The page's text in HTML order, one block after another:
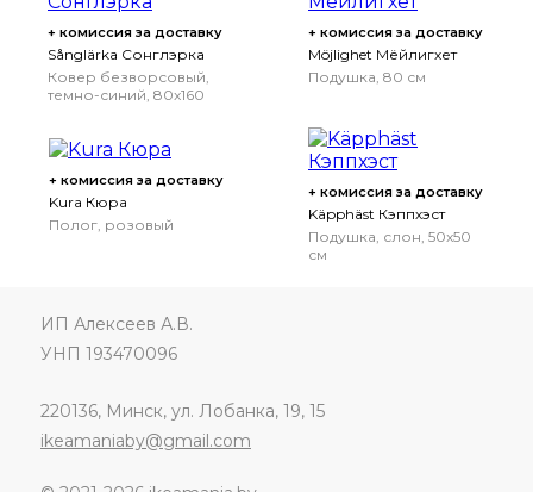
+ комиссия за доставку
Sånglärka Сонглэрка
Ковер безворсовый,
темно-синий, 80x160
+ комиссия за доставку
Möjlighet Мёйлигхет
Подушка, 80 см
+ комиссия за доставку
Kura Кюра
Полог, розовый
+ комиссия за доставку
Käpphäst Кэппхэст
Подушка, слон, 50x50
см
ИП Алексеев А.В.
УНП 193470096
220136, Минск, ул. Лобанка, 19, 15
ikeamaniaby@gmail.com